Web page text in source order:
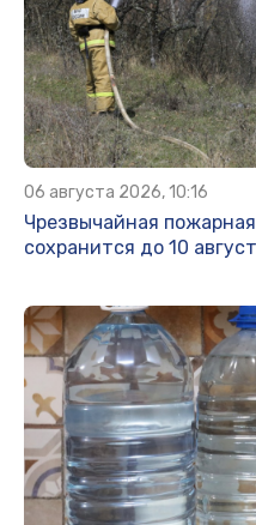
06 августа 2026, 10:16
Чрезвычайная
сохранится до 10